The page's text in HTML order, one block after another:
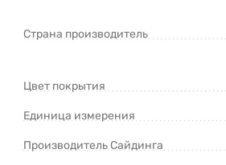
Страна производитель
Цвет покрытия
Единица измерения
Производитель Сайдинга